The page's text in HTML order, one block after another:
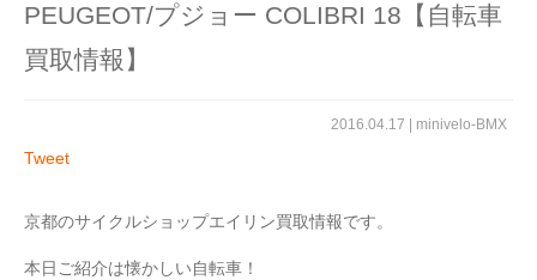
PEUGEOT/プジョー COLIBRI 18【自転車
買取情報】
2016.04.17 | minivelo-BMX
Tweet
京都のサイクルショップエイリン買取情報です。
本日ご紹介は懐かしい自転車！